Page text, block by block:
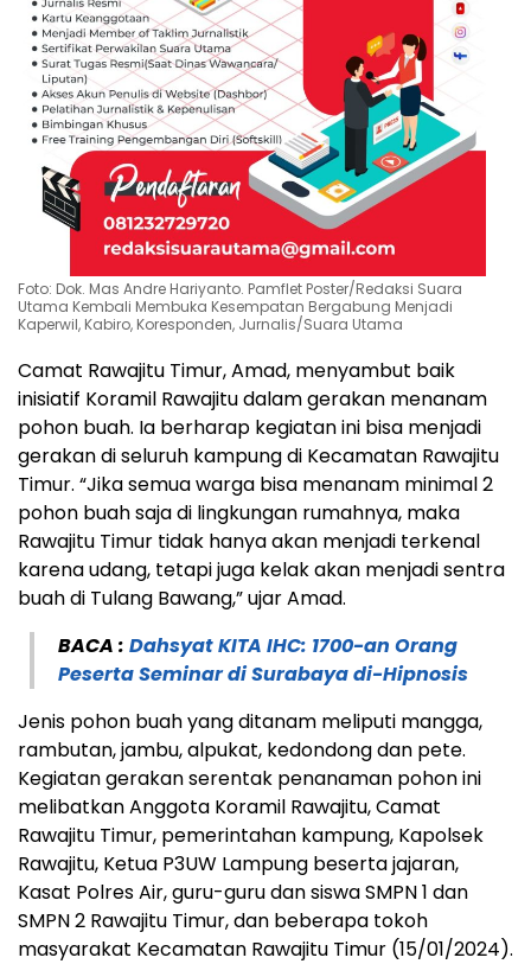
Foto: Dok. Mas Andre Hariyanto. Pamflet Poster/Redaksi Suara
Utama Kembali Membuka Kesempatan Bergabung Menjadi
Kaperwil, Kabiro, Koresponden, Jurnalis/Suara Utama
Camat Rawajitu Timur, Amad, menyambut baik
inisiatif Koramil Rawajitu dalam gerakan menanam
pohon buah. Ia berharap kegiatan ini bisa menjadi
gerakan di seluruh kampung di Kecamatan Rawajitu
Timur. “Jika semua warga bisa menanam minimal 2
pohon buah saja di lingkungan rumahnya, maka
Rawajitu Timur tidak hanya akan menjadi terkenal
karena udang, tetapi juga kelak akan menjadi sentra
buah di Tulang Bawang,” ujar Amad.
BACA : Dahsyat KITA IHC: 1700-an Orang
Peserta Seminar di Surabaya di-Hipnosis
Jenis pohon buah yang ditanam meliputi mangga,
rambutan, jambu, alpukat, kedondong dan pete.
Kegiatan gerakan serentak penanaman pohon ini
melibatkan Anggota Koramil Rawajitu, Camat
Rawajitu Timur, pemerintahan kampung, Kapolsek
Rawajitu, Ketua P3UW Lampung beserta jajaran,
Kasat Polres Air, guru-guru dan siswa SMPN 1 dan
SMPN 2 Rawajitu Timur, dan beberapa tokoh
masyarakat Kecamatan Rawajitu Timur (15/01/2024).